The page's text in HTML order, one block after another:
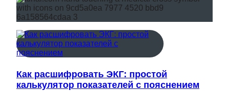
Как расшифровать ЭКГ: простой
калькулятор показателей с пояснением